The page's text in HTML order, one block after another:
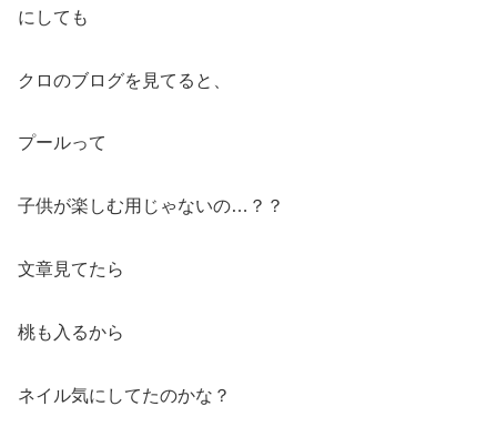
にしても
クロのブログを見てると、
プールって
子供が楽しむ用じゃないの…？？
文章見てたら
桃も入るから
ネイル気にしてたのかな？